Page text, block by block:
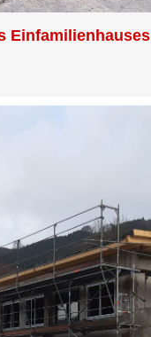
Einfamilienhauses